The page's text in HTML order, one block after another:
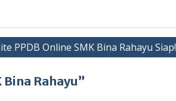
PPDB Online SMK Bina Rahayu Siap!
Rahayu”